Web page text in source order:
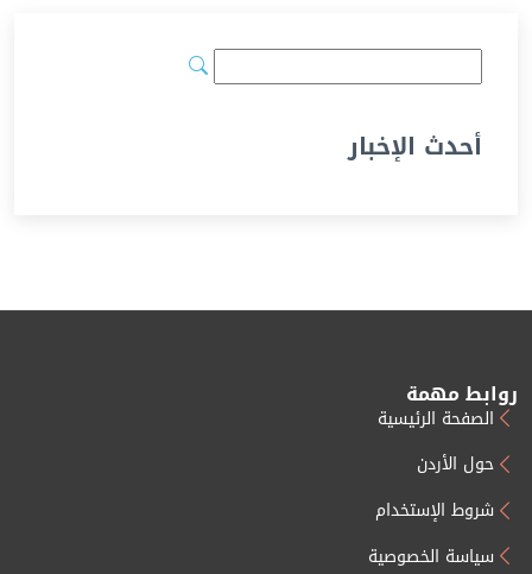
أحدث الإخبار
روابط مهمة
الصفحة الرئيسية
حول الأردن
شروط الإستخدام
سياسة الخصوصية